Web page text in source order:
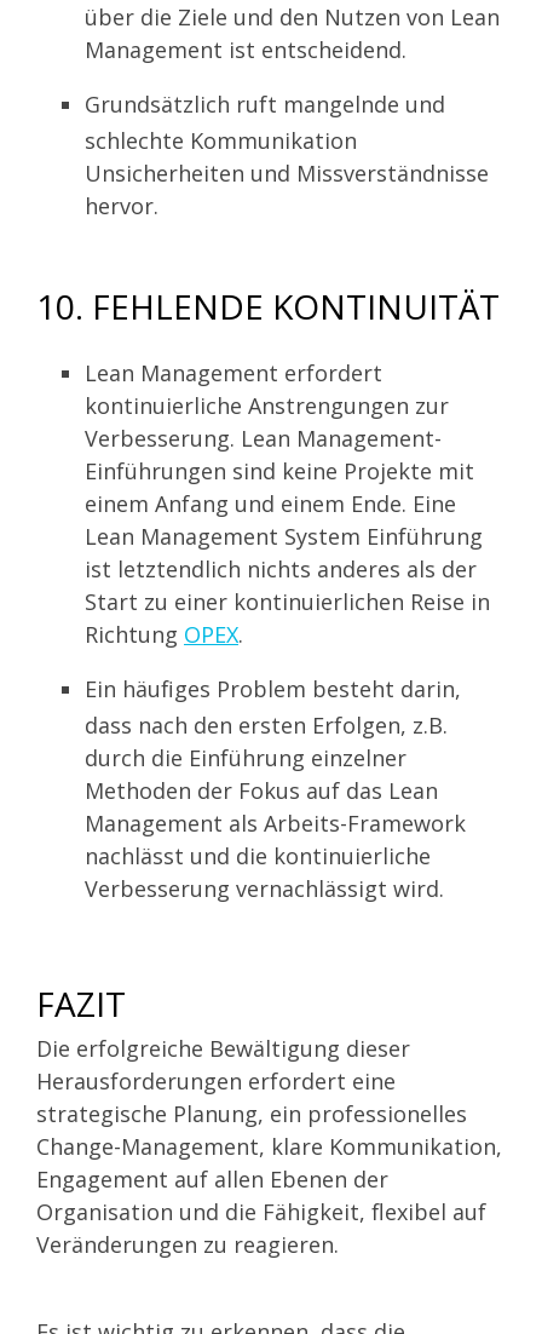
über die Ziele und den Nutzen von Lean
Management ist entscheidend.
Grundsätzlich ruft mangelnde und
schlechte Kommunikation
Unsicherheiten und Missverständnisse
hervor.
10. FEHLENDE KONTINUITÄT
Lean Management erfordert
kontinuierliche Anstrengungen zur
Verbesserung. Lean Management-
Einführungen sind keine Projekte mit
einem Anfang und einem Ende. Eine
Lean Management System Einführung
ist letztendlich nichts anderes als der
Start zu einer kontinuierlichen Reise in
Richtung OPEX.
Ein häufiges Problem besteht darin,
dass nach den ersten Erfolgen, z.B.
durch die Einführung einzelner
Methoden der Fokus auf das Lean
Management als Arbeits-Framework
nachlässt und die kontinuierliche
Verbesserung vernachlässigt wird.
FAZIT
Die erfolgreiche Bewältigung dieser
Herausforderungen erfordert eine
strategische Planung, ein professionelles
Change-Management, klare Kommunikation,
Engagement auf allen Ebenen der
Organisation und die Fähigkeit, flexibel auf
Veränderungen zu reagieren.